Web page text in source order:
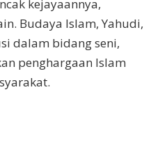
kejayaannya,
Budaya Islam, Yahudi,
dalam bidang seni,
penghargaan Islam